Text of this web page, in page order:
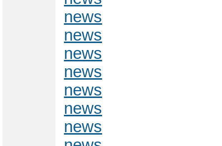
news
news
news
news
news
news
news